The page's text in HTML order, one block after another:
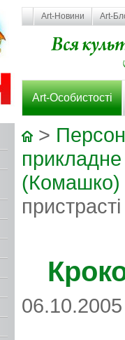
Art-Новини Art-
Art-Особистості
>
(Комашко)
пристрасті
06.10.2005